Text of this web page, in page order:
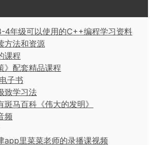
4年级可以使用的C++编程学习资料
方法和资源
课程
》配套精品课程
子书
致学习法
马百科《伟大的发明》
频
app里菜菜老师的录播课视频